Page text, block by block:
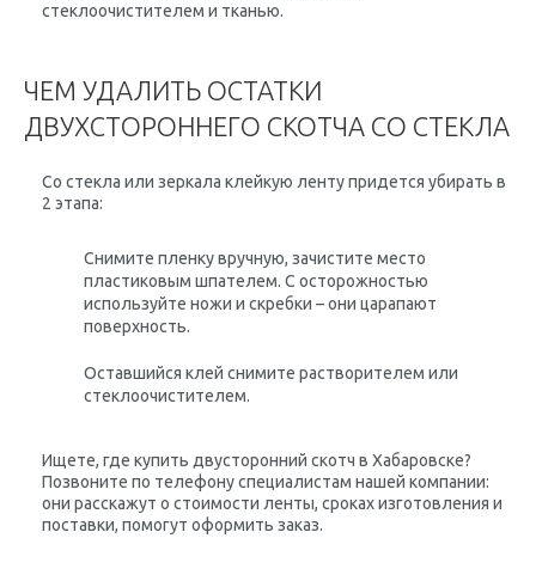
стеклоочистителем и тканью.
ЧЕМ УДАЛИТЬ ОСТАТКИ
ДВУХСТОРОННЕГО СКОТЧА СО СТЕКЛА
Со стекла или зеркала клейкую ленту придется убирать в
2 этапа:
Снимите пленку вручную, зачистите место
пластиковым шпателем. С осторожностью
используйте ножи и скребки – они царапают
поверхность.
Оставшийся клей снимите растворителем или
стеклоочистителем.
Ищете, где купить двусторонний скотч в Хабаровске?
Позвоните по телефону специалистам нашей компании:
они расскажут о стоимости ленты, сроках изготовления и
поставки, помогут оформить заказ.